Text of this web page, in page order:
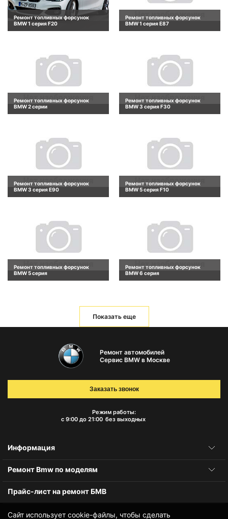
Ремонт топливных форсунок
BMW 1 серия F20
Ремонт топливных форсунок
BMW 1 серия E87
Ремонт топливных форсунок
BMW 2 серии
Ремонт топливных форсунок
BMW 3 серия F30
Ремонт топливных форсунок
BMW 3 серия E90
Ремонт топливных форсунок
BMW 5 серия F10
Ремонт топливных форсунок
BMW 5 серия
Ремонт топливных форсунок
BMW 6 серия
Показать еще
Сайт использует cookie-файлы, чтобы сделать
Ремонт автомобилей
Сервис BMW в Москве
Режим работы:
с 9:00 до 21:00 без выходных
Заказать звонок
Информация
Ремонт Bmw по моделям
Прайс-лист на ремонт БМВ